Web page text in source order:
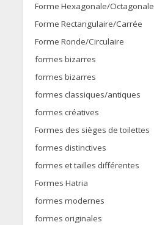
Forme Hexagonale/Octagonale
Forme Rectangulaire/Carrée
Forme Ronde/Circulaire
formes bizarres
formes bizarres
formes classiques/antiques
formes créatives
Formes des sièges de toilettes
formes distinctives
formes et tailles différentes
Formes Hatria
formes modernes
formes originales